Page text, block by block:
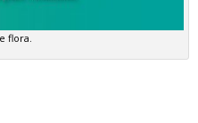
flora.